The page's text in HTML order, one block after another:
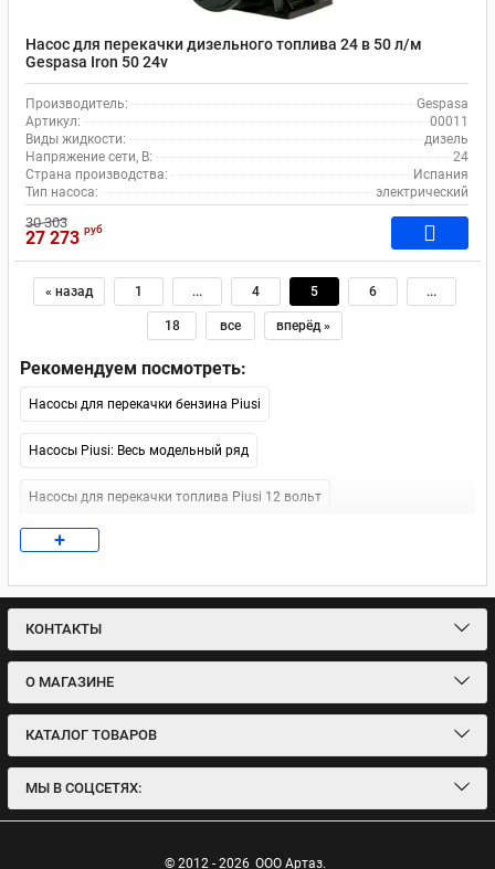
Насос для перекачки дизельного топлива 24 в 50 л/м
Gespasa Iron 50 24v
Производитель:
Gespasa
Артикул:
00011
Виды жидкости:
дизель
Напряжение сети, В:
24
Страна производства:
Испания
Тип насоса:
электрический
30 303
27 273 руб
« назад 1 ... 4 5 6 ...
18 все вперёд »
Рекомендуем посмотреть:
Насосы для перекачки бензина Piusi
Насосы Piusi: Весь модельный ряд
Насосы для перекачки топлива Piusi 12 вольт
Насосы для перекачки топлива Piusi 24 v
Насосы для перекачки топлива Piusi 220 В
Насосы для перекачки топлива Piusi
Насосы для перекачки дизельного топлива БелАвтоКомплект
Насосы для перекачки топлива БелАвтКомплект (БелАК)
Насосы для перекачки топлива БелАК 12 В
+
КОНТАКТЫ
О МАГАЗИНЕ
КАТАЛОГ ТОВАРОВ
МЫ В СОЦСЕТЯХ:
© 2012 - 2026 ООО Артаз.